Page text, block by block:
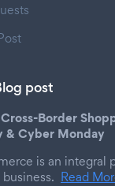
post
Border
& Cyber Monday
is an integral
Read